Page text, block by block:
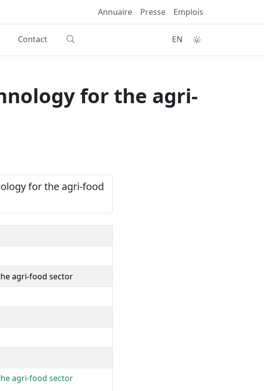
Annuaire Presse Emplois
Contact EN
for the agri-
for the agri-food
agri-food sector
agri-food sector